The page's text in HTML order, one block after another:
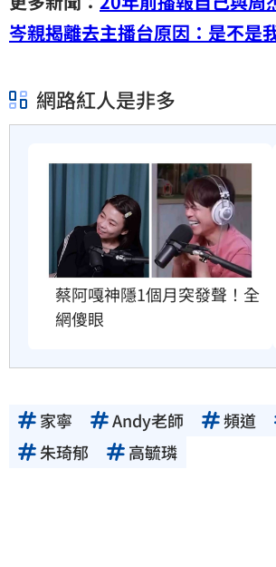
岑親揭離去主播台原因：是不是
網路紅人是非多
蔡阿嘎神隱1個月突發聲！全
網傻眼
家寧 Andy老師 頻道
朱琦郁
高毓璘